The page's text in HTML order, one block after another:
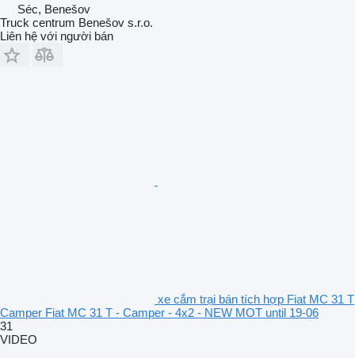
Séc, Benešov
Truck centrum Benešov s.r.o.
Liên hệ với người bán
xe cắm trại bán tích hợp Fiat MC 31 T
Camper Fiat MC 31 T - Camper - 4x2 - NEW MOT until 19-06
31
VIDEO